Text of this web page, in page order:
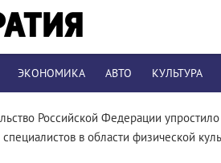
ЭКОНОМИКА АВТО КУЛЬТУРА
Российской Федерации
в области физической